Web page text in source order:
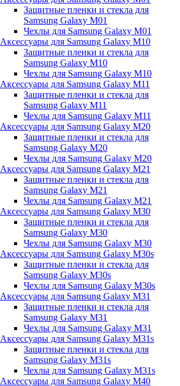
Защитные пленки и стекла для
Samsung Galaxy M01
Чехлы для Samsung Galaxy M01
Аксессуары для Samsung Galaxy M10
Защитные пленки и стекла для
Samsung Galaxy M10
Чехлы для Samsung Galaxy M10
Аксессуары для Samsung Galaxy M11
Защитные пленки и стекла для
Samsung Galaxy M11
Чехлы для Samsung Galaxy M11
Аксессуары для Samsung Galaxy M20
Защитные пленки и стекла для
Samsung Galaxy M20
Чехлы для Samsung Galaxy M20
Аксессуары для Samsung Galaxy M21
Защитные пленки и стекла для
Samsung Galaxy M21
Чехлы для Samsung Galaxy M21
Аксессуары для Samsung Galaxy M30
Защитные пленки и стекла для
Samsung Galaxy M30
Чехлы для Samsung Galaxy M30
Аксессуары для Samsung Galaxy M30s
Защитные пленки и стекла для
Samsung Galaxy M30s
Чехлы для Samsung Galaxy M30s
Аксессуары для Samsung Galaxy M31
Защитные пленки и стекла для
Samsung Galaxy M31
Чехлы для Samsung Galaxy M31
Аксессуары для Samsung Galaxy M31s
Защитные пленки и стекла для
Samsung Galaxy M31s
Чехлы для Samsung Galaxy M31s
Аксессуары для Samsung Galaxy M40